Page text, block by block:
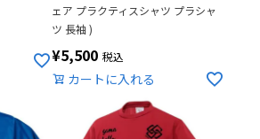
ェア プラクティスシャツ プラシャ
ツ 長袖 )
¥5,500 税込
カートに入れる